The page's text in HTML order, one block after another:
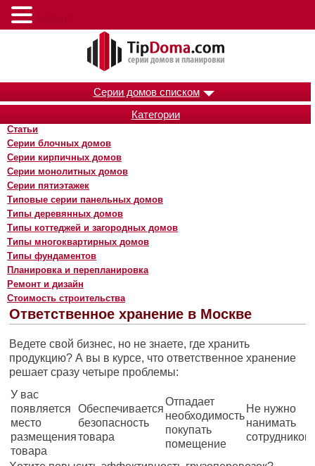
Серии домов списком
Категории
Статьи
Серии блочных домов
Серии кирпичных домов
Серии монолитных домов
Серии пятиэтажек
Типовые серии панельных домов
Типы деревянных домов
Типы коттеджей и загородных домов
Типы многоквартирных домов
Типы фундаментов
Планировка и перепланировка
Ремонт и дизайн
Стоимость строительства
Ответственное хранение в Москве
Ведете свой бизнес, но не знаете, где хранить
продукцию? А вы в курсе, что ответственное хранение
решает сразу четыре проблемы:
У вас
появляется
место
размещения
товара
Обеспечивается
безопасность
товара
Отпадает
необходимость
покупать
помещение
Не нужно
нанимать
сотрудников